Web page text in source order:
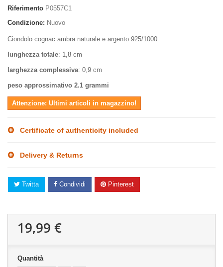
Riferimento P0557C1
Condizione: Nuovo
Ciondolo cognac ambra naturale e argento 925/1000.
lunghezza totale: 1,8 cm
larghezza complessiva: 0,9 cm
peso approssimativo 2.1 grammi
Attenzione: Ultimi articoli in magazzino!
Certificate of authenticity included
Delivery & Returns
Twitta Condividi Pinterest
19,99 €
Quantità